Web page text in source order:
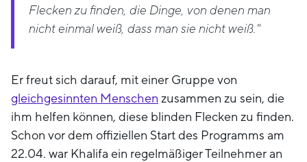
Flecken zu finden, die Dinge, von denen man
nicht einmal weiß, dass man sie nicht weiß."
Er freut sich darauf, mit einer Gruppe von
gleichgesinnten Menschen zusammen zu sein, die
ihm helfen können, diese blinden Flecken zu finden.
Schon vor dem offiziellen Start des Programms am
22.04. war Khalifa ein regelmäßiger Teilnehmer an